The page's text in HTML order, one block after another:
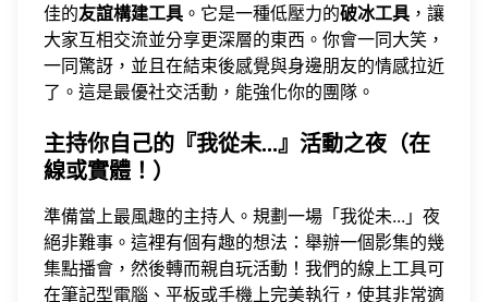
佳的友誼構建工具 。它是一種低壓力的破冰工具 ，讓
大家互相交流並分享更深層的東西。你會一同大笑，
一同驚訝，並且在結束後感覺與身邊朋友的情感拉近
了。這是最優社交活動，能強化你的團隊。
主持你自己的『我從未...』活動之夜（在
線或實體！）
準備當上最風趣的主持人。規劃一場「我從未...」夜
絕非難事。這裡有個有趣的想法：舉辦一個影集的幾
集點播會，然後轉而親自玩活動！我們的線上工具可
在筆記型電腦、平板或手機上完美執行，使其非常適